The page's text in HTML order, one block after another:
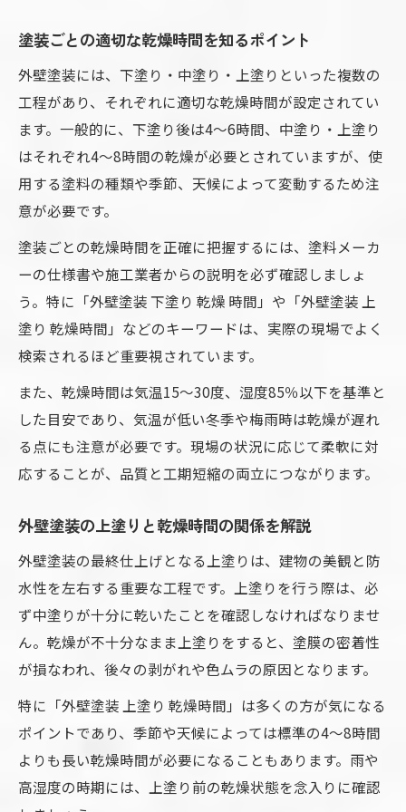
塗装ごとの適切な乾燥時間を知るポイント
外壁塗装には、下塗り・中塗り・上塗りといった複数の
工程があり、それぞれに適切な乾燥時間が設定されてい
ます。一般的に、下塗り後は4〜6時間、中塗り・上塗り
はそれぞれ4〜8時間の乾燥が必要とされていますが、使
用する塗料の種類や季節、天候によって変動するため注
意が必要です。
塗装ごとの乾燥時間を正確に把握するには、塗料メーカ
ーの仕様書や施工業者からの説明を必ず確認しましょ
う。特に「外壁塗装 下塗り 乾燥 時間」や「外壁塗装 上
塗り 乾燥時間」などのキーワードは、実際の現場でよく
検索されるほど重要視されています。
また、乾燥時間は気温15〜30度、湿度85％以下を基準と
した目安であり、気温が低い冬季や梅雨時は乾燥が遅れ
る点にも注意が必要です。現場の状況に応じて柔軟に対
応することが、品質と工期短縮の両立につながります。
外壁塗装の上塗りと乾燥時間の関係を解説
外壁塗装の最終仕上げとなる上塗りは、建物の美観と防
水性を左右する重要な工程です。上塗りを行う際は、必
ず中塗りが十分に乾いたことを確認しなければなりませ
ん。乾燥が不十分なまま上塗りをすると、塗膜の密着性
が損なわれ、後々の剥がれや色ムラの原因となります。
特に「外壁塗装 上塗り 乾燥時間」は多くの方が気になる
ポイントであり、季節や天候によっては標準の4〜8時間
よりも長い乾燥時間が必要になることもあります。雨や
高湿度の時期には、上塗り前の乾燥状態を念入りに確認